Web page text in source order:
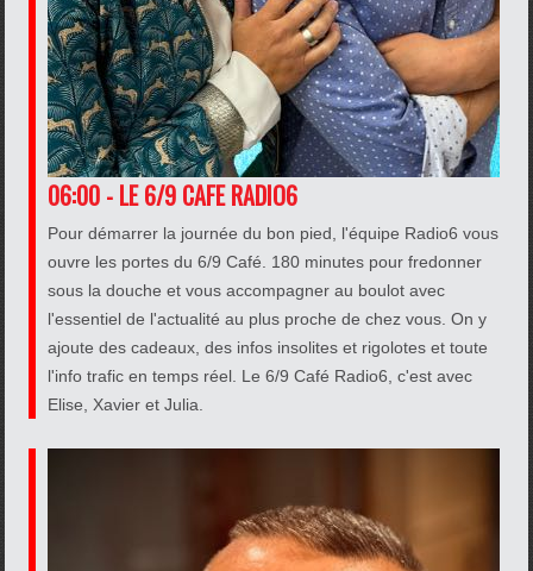
06:00 - LE 6/9 CAFE RADIO6
Pour démarrer la journée du bon pied, l'équipe Radio6 vous
ouvre les portes du 6/9 Café. 180 minutes pour fredonner
sous la douche et vous accompagner au boulot avec
l'essentiel de l'actualité au plus proche de chez vous. On y
ajoute des cadeaux, des infos insolites et rigolotes et toute
l'info trafic en temps réel. Le 6/9 Café Radio6, c'est avec
Elise, Xavier et Julia.